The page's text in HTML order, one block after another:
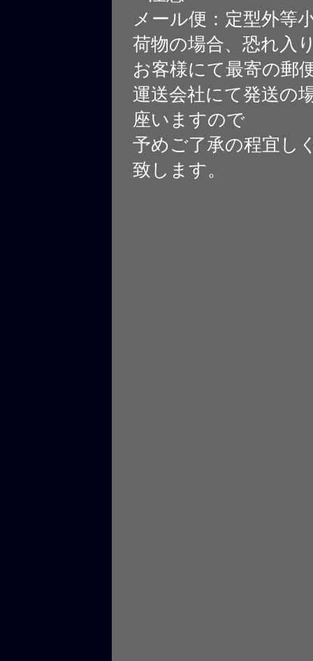
メール便：定型外等
荷物の場合、恐れ入
お客様にて最寄の郵
運送会社にて発送の
座いますので
予めご了承の程宜し
致します。